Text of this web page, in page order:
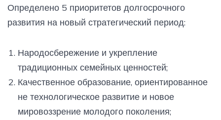
Определено 5 приоритетов долгосрочного
развития на новый стратегический период:
Народосбережение и укрепление
традиционных семейных ценностей;
Качественное образование, ориентированное
не технологическое развитие и новое
мировоззрение молодого поколения;